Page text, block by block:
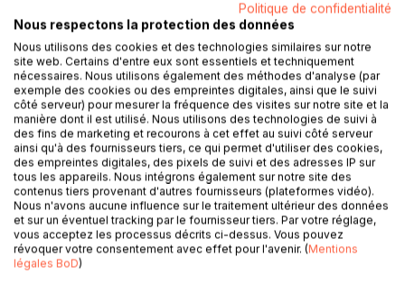
Vous rencontrez celui ou celle qui compte le plus pour
vous...
Et vient la question angoissante : Que faire ?
Comment le ou la comprendre ?
Comment le ou la séduie ?
Comment le ou la garder ?
Et quand la vie en couple s'est installée
Pourquoi ces réactions ?
Pourquoi ces mésententes ?
Ce petit livre d'astrologie vous donne des pistes de
compréhension pour vous sauver la mise...
Un véritbale manuel de stratégie pour réfléchir sur votre
conquête...
Politique de confidentialité
Nous respectons la protection des données
Nous utilisons des cookies et des technologies similaires sur notre
site web. Certains d'entre eux sont essentiels et techniquement
nécessaires. Nous utilisons également des méthodes d'analyse (par
exemple des cookies ou des empreintes digitales, ainsi que le suivi
côté serveur) pour mesurer la fréquence des visites sur notre site et la
manière dont il est utilisé. Nous utilisons des technologies de suivi à
des fins de marketing et recourons à cet effet au suivi côté serveur
ainsi qu'à des fournisseurs tiers, ce qui permet d'utiliser des cookies,
des empreintes digitales, des pixels de suivi et des adresses IP sur
tous les appareils. Nous intégrons également sur notre site des
contenus tiers provenant d'autres fournisseurs (plateformes vidéo).
Nous n'avons aucune influence sur le traitement ultérieur des données
et sur un éventuel tracking par le fournisseur tiers. Par votre réglage,
vous acceptez les processus décrits ci-dessus. Vous pouvez
révoquer votre consentement avec effet pour l'avenir. (Mentions
légales BoD)